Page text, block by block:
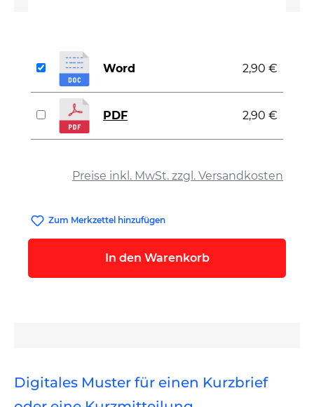
Preise inkl. MwSt. zzgl. Versandkosten
Word 2,90 €
PDF 2,90 €
Zum Merkzettel hinzufügen
In den Warenkorb
Digitales Muster für einen Kurzbrief